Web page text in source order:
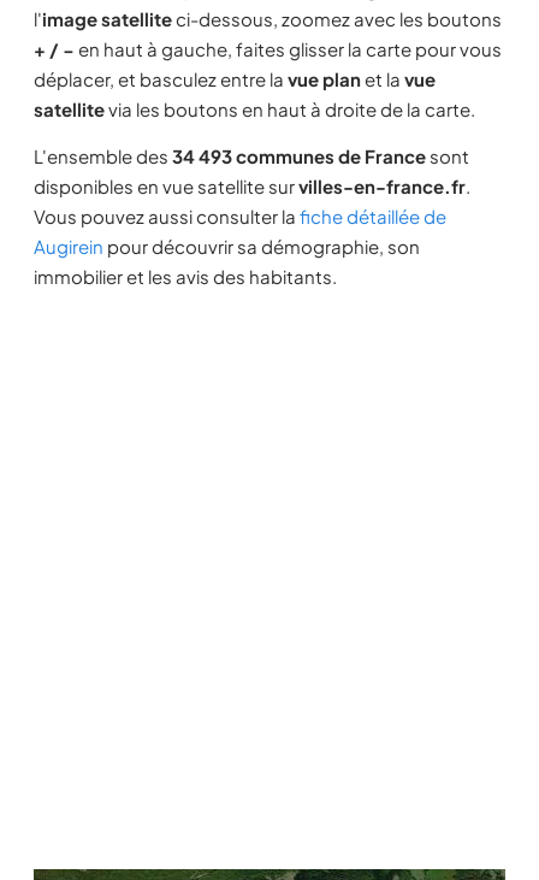
l'image satelliteci-dessous, zoomez avec les boutons
+ / − en haut à gauche, faites glisser la carte pour vous
déplacer, et basculez entre la vue planet la vue
satellitevia les boutons en haut à droite de la carte.
L'ensemble des 34 493 communes de France sont
disponibles en vue satellite survilles-en-france.fr.
Vous pouvez aussi consulter la fiche détaillée de
Augirein pour découvrir sa démographie, son
immobilier et les avis des habitants.